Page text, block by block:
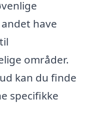
have
områder.
kan du finde
specifikke